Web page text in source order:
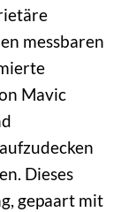
messbaren
Mavic
Dieses
gepaart mit